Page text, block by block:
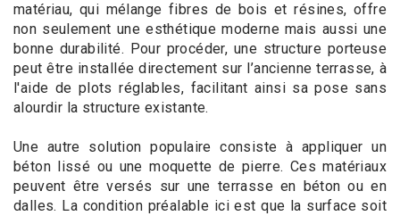
matériau, qui mélange fibres de bois et résines, offre
non seulement une esthétique moderne mais aussi une
bonne durabilité. Pour procéder, une structure porteuse
peut être installée directement sur l’ancienne terrasse, à
l'aide de plots réglables, facilitant ainsi sa pose sans
alourdir la structure existante.
Une autre solution populaire consiste à appliquer un
béton lissé ou une moquette de pierre. Ces matériaux
peuvent être versés sur une terrasse en béton ou en
dalles. La condition préalable ici est que la surface soit